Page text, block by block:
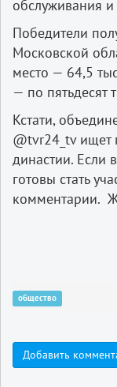
обслуживания и
Победители
Московской
место — 64,5
— по пятьдесят
Кстати,
@tvr24_tv ищет
династии. Если
готовы стать
комментарии.
общество
Добавить